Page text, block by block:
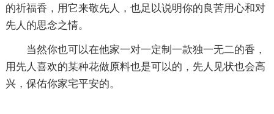
的祈福香，用它来敬先人，也足以说明你的良苦用心和对
先人的思念之情。
当然你也可以在他家一对一定制一款独一无二的香，
用先人喜欢的某种花做原料也是可以的，先人见状也会高
兴，保佑你家宅平安的。